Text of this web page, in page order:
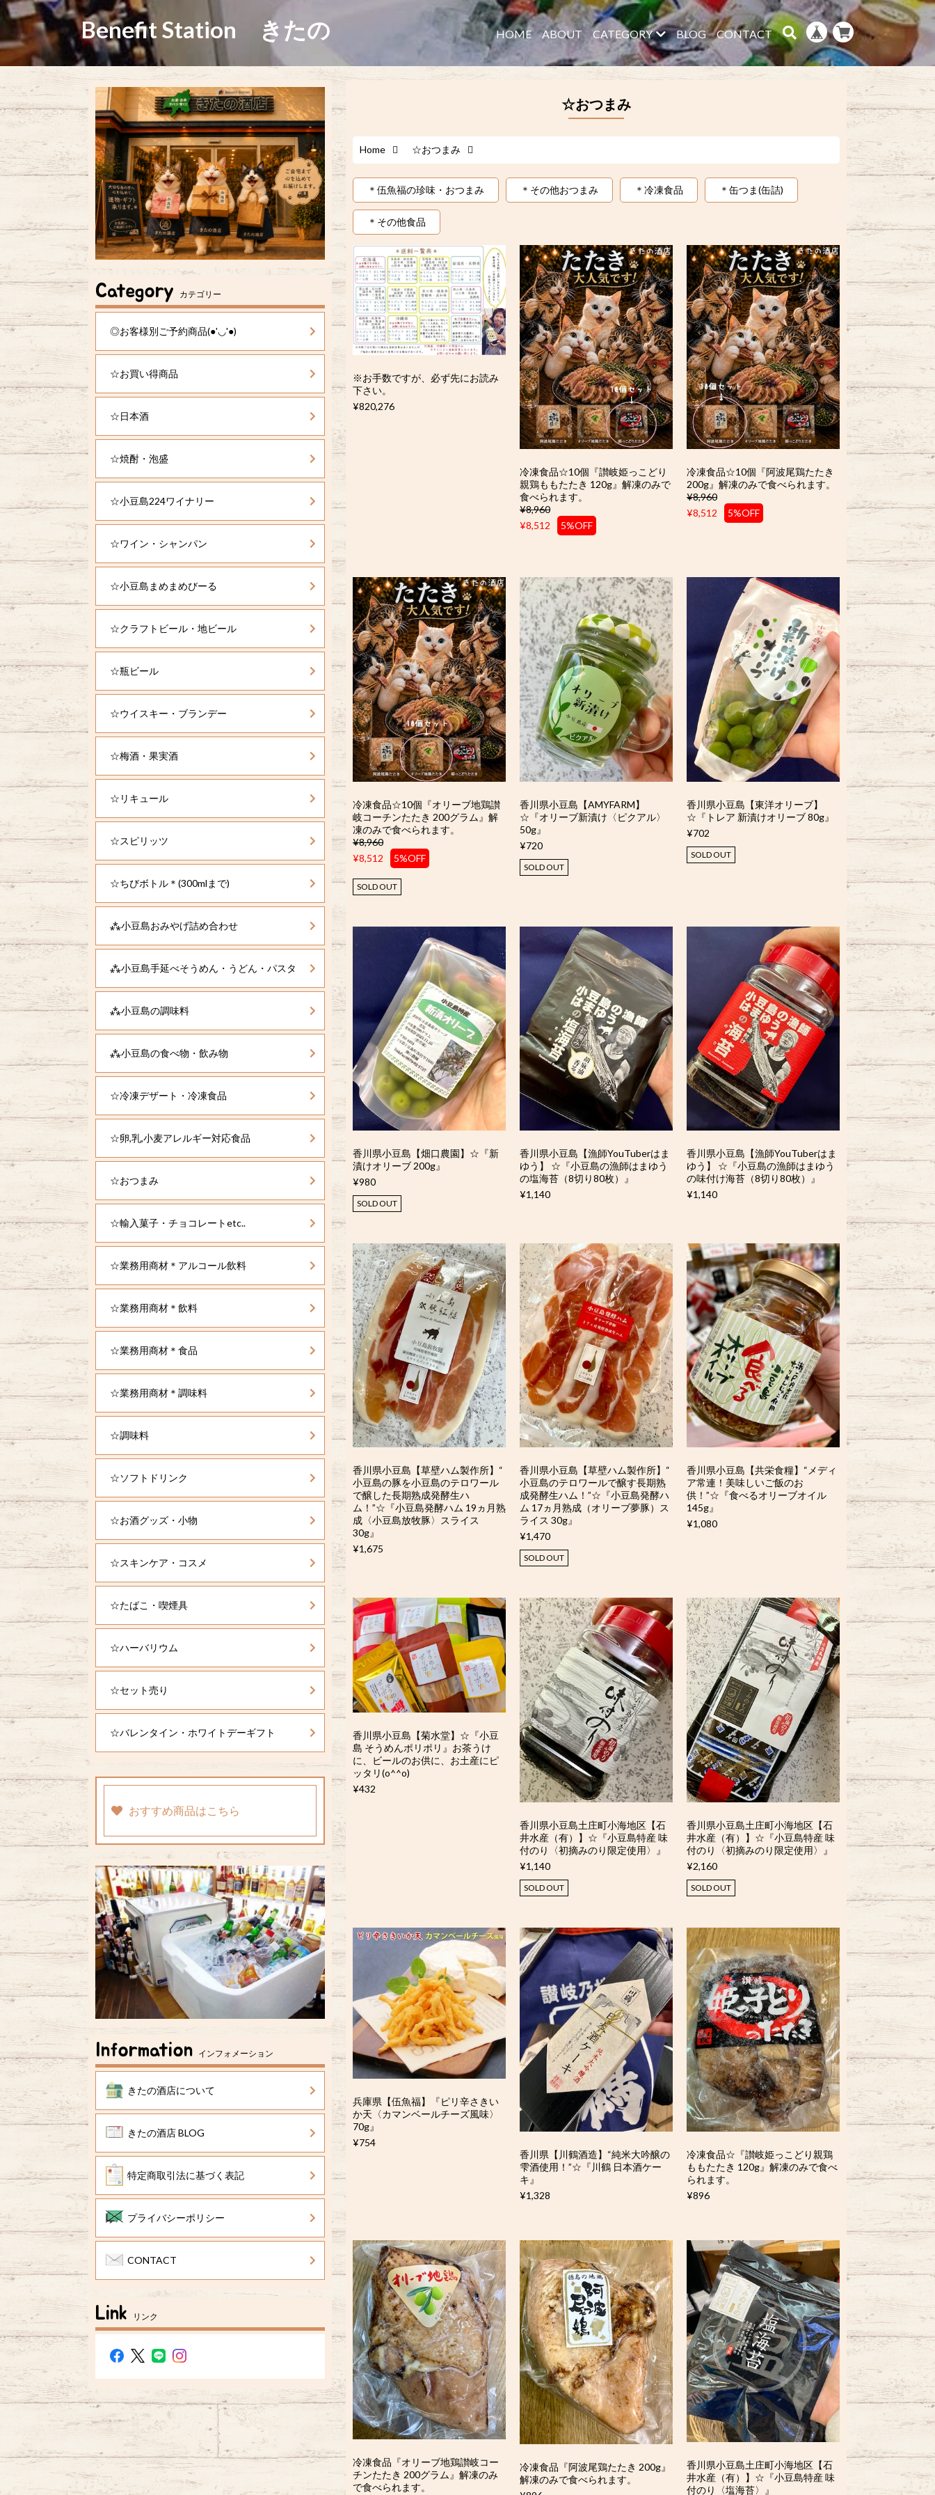
Benefit Station きたの HOME ABOUT CATEGORY BLOG CONTACT
☆おつまみ
Home ☆おつまみ
＊伍魚福の珍味・おつまみ ＊その他おつまみ ＊冷凍食品 ＊缶つま(缶詰)
＊その他食品
※お手数ですが、必ず先にお読み
下さい。
¥820,276
冷凍食品☆10個『讃岐姫っこどり
親鶏ももたたき 120g』解凍のみで
食べられます。
¥8,960
¥8,512
5%OFF
冷凍食品☆10個『阿波尾鶏たたき
200g』解凍のみで食べられます。
¥8,960
¥8,512
5%OFF
冷凍食品☆10個『オリーブ地鶏讃
岐コーチンたたき 200グラム』解
凍のみで食べられます。
¥8,960
¥8,512
5%OFF
SOLD OUT
香川県小豆島【AMYFARM】
☆『オリーブ新漬け〈ピクアル〉
50g』
¥720
SOLD OUT
香川県小豆島【東洋オリーブ】
☆『トレア 新漬けオリーブ 80g』
¥702
SOLD OUT
香川県小豆島【畑口農園】☆『新
漬けオリーブ 200g』
¥980
SOLD OUT
香川県小豆島【漁師YouTuberはま
ゆう】 ☆『小豆島の漁師はまゆう
の塩海苔（8切り80枚）』
¥1,140
香川県小豆島【漁師YouTuberはま
ゆう】 ☆『小豆島の漁師はまゆう
の味付け海苔（8切り80枚）』
¥1,140
香川県小豆島【草壁ハム製作所】“
小豆島の豚を小豆島のテロワール
で醸した長期熟成発酵生ハ
ム！”☆『小豆島発酵ハム 19ヵ月熟
成〈小豆島放牧豚〉スライス
30g』
¥1,675
香川県小豆島【草壁ハム製作所】“
小豆島のテロワールで醸す長期熟
成発酵生ハム！”☆『小豆島発酵ハ
ム 17ヵ月熟成（オリーブ夢豚）ス
ライス 30g』
¥1,470
SOLD OUT
香川県小豆島【共栄食糧】“メディ
ア常連！美味しいご飯のお
供！”☆『食べるオリーブオイル
145g』
¥1,080
香川県小豆島【菊水堂】☆『小豆
島 そうめんポリポリ』お茶うけ
に、ビールのお供に、お土産にピ
ッタリ(o^^o)
¥432
香川県小豆島土庄町小海地区【石
井水産（有）】☆『小豆島特産 味
付のり〈初摘みのり限定使用〉』
¥1,140
SOLD OUT
香川県小豆島土庄町小海地区【石
井水産（有）】☆『小豆島特産 味
付のり〈初摘みのり限定使用〉』
¥2,160
SOLD OUT
兵庫県【伍魚福】『ピリ辛さきい
か天〈カマンベールチーズ風味〉
70g』
¥754
香川県【川鶴酒造】“純米大吟醸の
雫酒使用！”☆『川鶴 日本酒ケー
キ』
¥1,328
冷凍食品☆『讃岐姫っこどり親鶏
ももたたき 120g』解凍のみで食べ
られます。
¥896
冷凍食品『オリーブ地鶏讃岐コー
チンたたき 200グラム』解凍のみ
で食べられます。
冷凍食品『阿波尾鶏たたき 200g』
解凍のみで食べられます。
香川県小豆島土庄町小海地区【石
井水産（有）】☆『小豆島特産 味
付のり〈塩海苔〉』
Category カテゴリー
◎お客様別ご予約商品(●'◡'●)
☆お買い得商品
☆日本酒
☆焼酎・泡盛
☆小豆島224ワイナリー
☆ワイン・シャンパン
☆小豆島まめまめびーる
☆クラフトビール・地ビール
☆瓶ビール
☆ウイスキー・ブランデー
☆梅酒・果実酒
☆リキュール
☆スピリッツ
☆ちびボトル＊(300mlまで)
⁂小豆島おみやげ詰め合わせ
⁂小豆島手延べそうめん・うどん・パスタ
⁂小豆島の調味料
⁂小豆島の食べ物・飲み物
☆冷凍デザート・冷凍食品
☆卵,乳,小麦アレルギー対応食品
☆おつまみ
☆輸入菓子・チョコレートetc..
☆業務用商材＊アルコール飲料
☆業務用商材＊飲料
☆業務用商材＊食品
☆業務用商材＊調味料
☆調味料
☆ソフトドリンク
☆お酒グッズ・小物
☆スキンケア・コスメ
☆たばこ・喫煙具
☆ハーバリウム
☆セット売り
☆バレンタイン・ホワイトデーギフト
おすすめ商品はこちら
Information インフォメーション
きたの酒店について
きたの酒店 BLOG
特定商取引法に基づく表記
プライバシーポリシー
CONTACT
Link リンク